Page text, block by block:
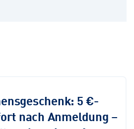
5 €-
nach Anmeldung –